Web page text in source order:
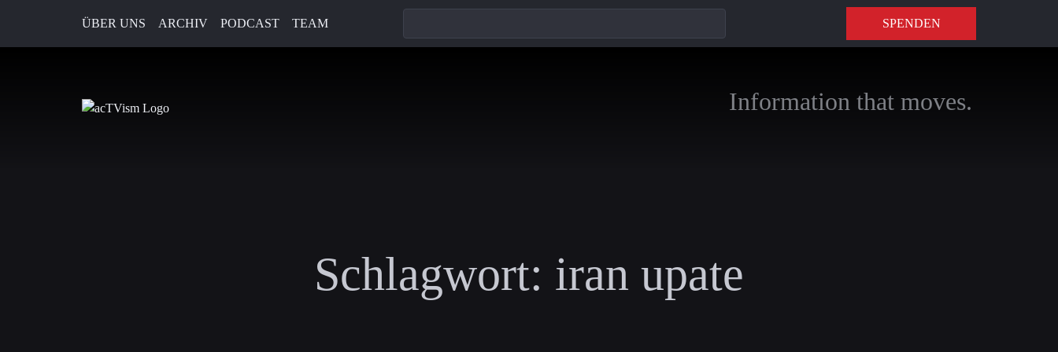
ÜBER UNS ARCHIV PODCAST TEAM SPENDEN
Information that moves.
Schlagwort: iran upate